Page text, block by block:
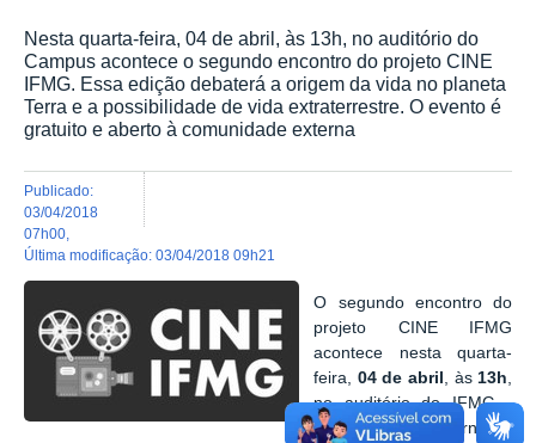
Nesta quarta-feira, 04 de abril, às 13h, no auditório do
Campus acontece o segundo encontro do projeto CINE
IFMG. Essa edição debaterá a origem da vida no planeta
Terra e a possibilidade de vida extraterrestre. O evento é
gratuito e aberto à comunidade externa
publicado:
03/04/2018
07h00
última modificação: 03/04/2018 09h21
O segundo encontro do
projeto CINE IFMG
acontece nesta quarta-
feira, 04 de abril , às13h,
no auditório do IFMG -
CampusGovernador